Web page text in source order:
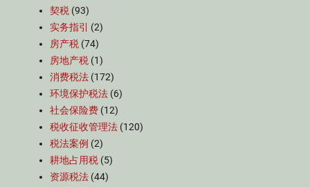
契税 (93)
实务指引
(2)
房产税 (74)
房地产税 (1)
消费税法 (172)
环境保护税法 (6)
社会保险费 (12)
税收征收管理法 (120)
税法案例 (2)
耕地占用税 (5)
资源税法 (44)